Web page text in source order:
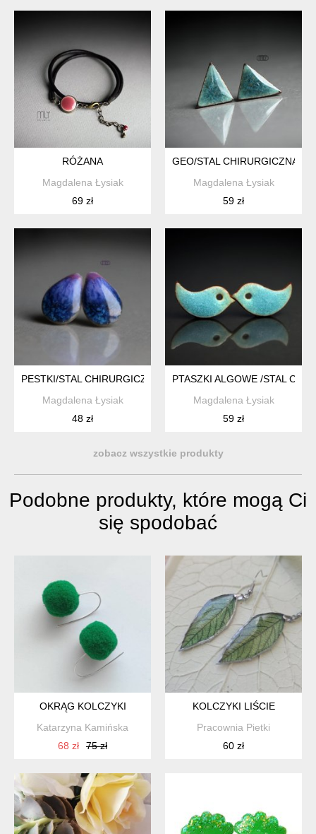
RÓŻANA
Magdalena Łysiak
69 zł
GEO/STAL CHIRURGICZNA/
Magdalena Łysiak
59 zł
PESTKI/STAL CHIRURGICZNA/
Magdalena Łysiak
48 zł
PTASZKI ALGOWE /STAL
Magdalena Łysiak
59 zł
zobacz wszystkie produkty
Podobne produkty, które mogą Ci
się spodobać
OKRĄG KOLCZYKI
Katarzyna Kamińska
68 zł
75 zł
KOLCZYKI LIŚCIE
Pracownia Pietki
60 zł